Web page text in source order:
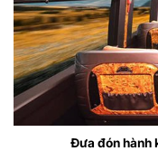
Đưa đón hành